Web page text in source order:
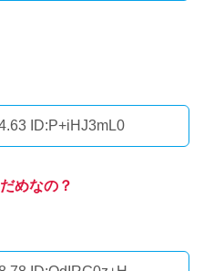
ID:P+iHJ3mL0
めなの？